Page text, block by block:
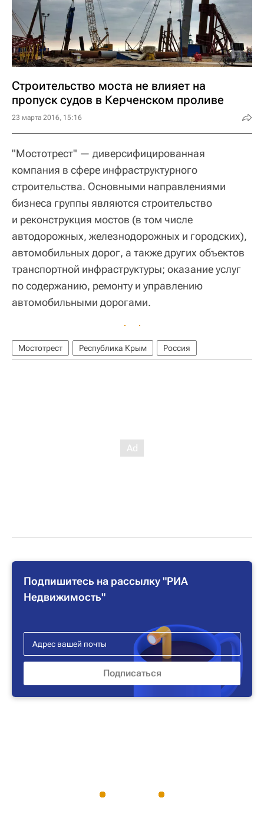
Строительство моста не влияет на
пропуск судов в Керченском проливе
23 марта 2016, 15:16
"Мостотрест" — диверсифицированная
компания в сфере инфраструктурного
строительства. Основными направлениями
бизнеса группы являются строительство
и реконструкция мостов (в том числе
автодорожных, железнодорожных и городских),
автомобильных дорог, а также других объектов
транспортной инфраструктуры; оказание услуг
по содержанию, ремонту и управлению
автомобильными дорогами.
Мостотрест Республика Крым Россия
Подпишитесь на рассылку "РИА
Недвижимость"